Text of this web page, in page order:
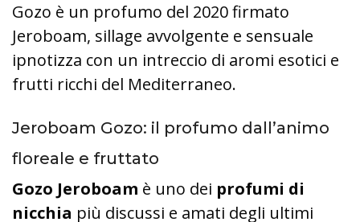
Gozo è un profumo del 2020 firmato
Jeroboam, sillage avvolgente e sensuale
ipnotizza con un intreccio di aromi esotici e
frutti ricchi del Mediterraneo.
Jeroboam Gozo: il profumo dall’animo
floreale e fruttato
Gozo Jeroboam è uno dei profumi di
nicchia più discussi e amati degli ultimi